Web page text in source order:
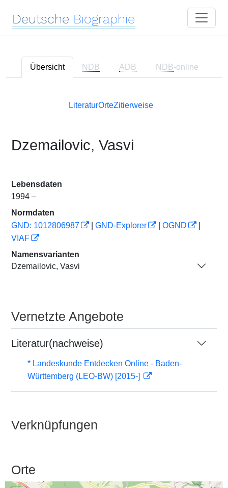
Deutsche Biographie
Übersicht NDB ADB NDB-online
LiteraturOrteZitierweise
Dzemailovic, Vasvi
Lebensdaten
1994 –
Normdaten
GND: 1012806987
GND-Explorer OGND
VIAF
Namensvarianten
Dzemailovic, Vasvi
Vernetzte Angebote
Literatur(nachweise)
* Landeskunde Entdecken Online - Baden-
Württemberg (LEO-BW) [2015-]
Verknüpfungen
Orte